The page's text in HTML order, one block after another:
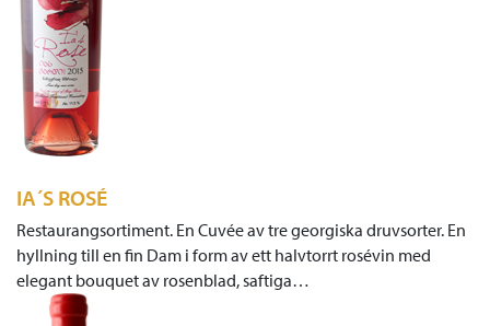
IA´S ROSÉ
Restaurangsortiment. En Cuvée av tre georgiska druvsorter. En
hyllning till en fin Dam i form av ett halvtorrt rosévin med
elegant bouquet av rosenblad, saftiga…